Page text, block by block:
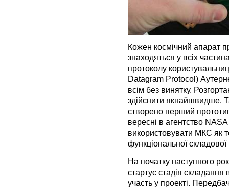
Кожен космічний апарат
знаходяться у всіх
протоколу
Datagram Protocol)
всім без винятку.
здійснити якнайшвидше.
створено перший
вересні в агентство
використовувати МКС як
функціональної складової
На початку наступного
стартує стадія складання
участь у проекті.